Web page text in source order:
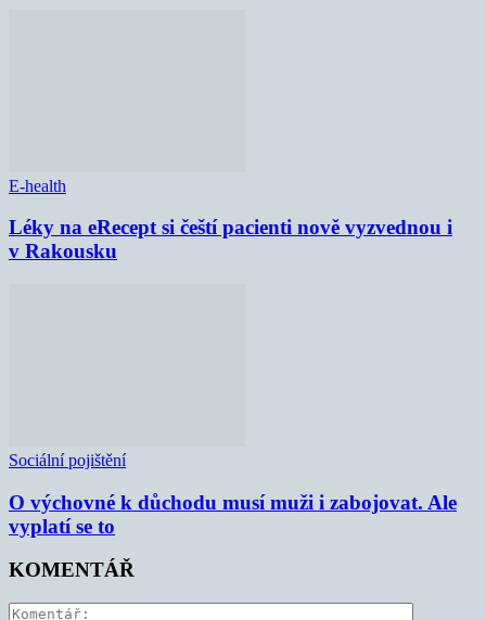
E-health
Léky na eRecept si čeští pacienti nově vyzvednou i
v Rakousku
Sociální pojištění
O výchovné k důchodu musí muži i zabojovat. Ale
vyplatí se to
KOMENTÁŘ